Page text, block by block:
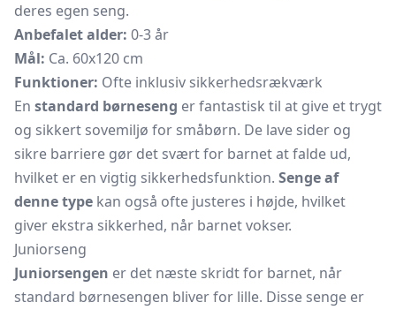
deres egen seng.
Anbefalet alder: 0-3 år
Mål: Ca. 60x120 cm
Funktioner: Ofte inklusiv sikkerhedsrækværk
En standard børneseng er fantastisk til at give et trygt
og sikkert sovemiljø for småbørn. De lave sider og
sikre barriere gør det svært for barnet at falde ud,
hvilket er en vigtig sikkerhedsfunktion. Senge af
denne type kan også ofte justeres i højde, hvilket
giver ekstra sikkerhed, når barnet vokser.
Juniorseng
Juniorsengen er det næste skridt for barnet, når
standard børnesengen bliver for lille. Disse senge er